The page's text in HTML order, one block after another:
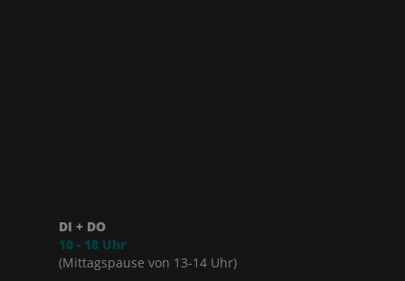
DI + DO
10 - 18 Uhr
(Mittagspause von 13-14 Uhr)